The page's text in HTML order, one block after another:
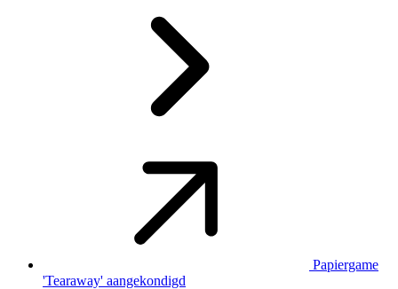
Papiergame
'Tearaway' aangekondigd